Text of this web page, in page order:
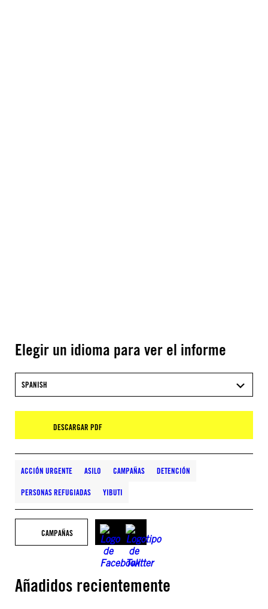
Elegir un idioma para ver el informe
SPANISH
DESCARGAR PDF
ACCIÓN URGENTE ASILO CAMPAÑAS DETENCIÓN
PERSONAS REFUGIADAS YIBUTI
CAMPAÑAS
Añadidos recientemente